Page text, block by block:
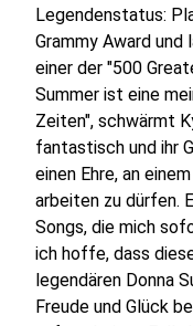
Legendenstatus:
Grammy Award
einer der "500
Summer ist eine
Zeiten", schwärmt
fantastisch und ihr
einen Ehre, an
arbeiten zu dürfen.
Songs, die mich
ich hoffe, dass
legendären Donna
Freude und Glück